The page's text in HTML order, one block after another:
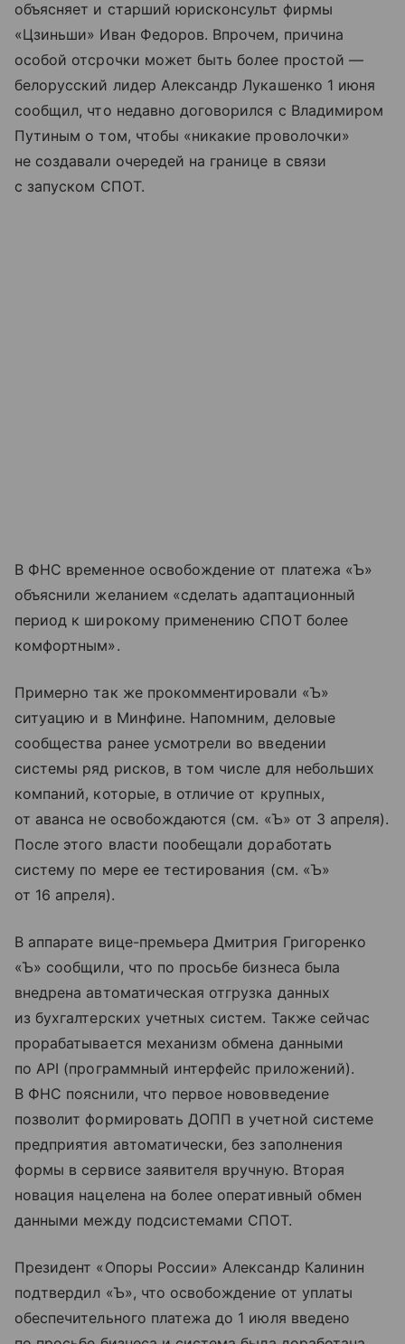
объясняет и старший юрисконсульт фирмы
«Цзиньши» Иван Федоров. Впрочем, причина
особой отсрочки может быть более простой —
белорусский лидер Александр Лукашенко 1 июня
сообщил, что недавно договорился с Владимиром
Путиным о том, чтобы «никакие проволочки»
не создавали очередей на границе в связи
с запуском СПОТ.
В ФНС временное освобождение от платежа «Ъ»
объяснили желанием «сделать адаптационный
период к широкому применению СПОТ более
комфортным».
Примерно так же прокомментировали «Ъ»
ситуацию и в Минфине. Напомним, деловые
сообщества ранее усмотрели во введении
системы ряд рисков, в том числе для небольших
компаний, которые, в отличие от крупных,
от аванса не освобождаются (см. «Ъ» от 3 апреля).
После этого власти пообещали доработать
систему по мере ее тестирования (см. «Ъ»
от 16 апреля).
В аппарате вице-премьера Дмитрия Григоренко
«Ъ» сообщили, что по просьбе бизнеса была
внедрена автоматическая отгрузка данных
из бухгалтерских учетных систем. Также сейчас
прорабатывается механизм обмена данными
по API (программный интерфейс приложений).
В ФНС пояснили, что первое нововведение
позволит формировать ДОПП в учетной системе
предприятия автоматически, без заполнения
формы в сервисе заявителя вручную. Вторая
новация нацелена на более оперативный обмен
данными между подсистемами СПОТ.
Президент «Опоры России» Александр Калинин
подтвердил «Ъ», что освобождение от уплаты
обеспечительного платежа до 1 июля введено